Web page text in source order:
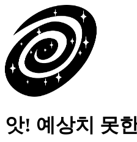
앗! 예상치 못